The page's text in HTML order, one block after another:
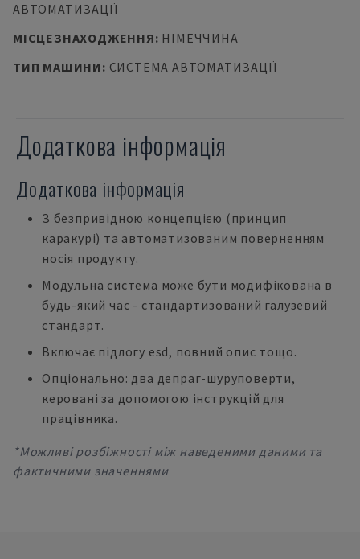
АВТОМАТИЗАЦІЇ
МІСЦЕЗНАХОДЖЕННЯ: НІМЕЧЧИНА
ТИП МАШИНИ: СИСТЕМА АВТОМАТИЗАЦІЇ
Додаткова інформація
Додаткова інформація
З безпривідною концепцією (принцип
каракурі) та автоматизованим поверненням
носія продукту.
Модульна система може бути модифікована в
будь-який час - стандартизований галузевий
стандарт.
Включає підлогу esd, повний опис тощо.
Опціонально: два депраг-шуруповерти,
керовані за допомогою інструкцій для
працівника.
*Можливі розбіжності між наведеними даними та
фактичними значеннями